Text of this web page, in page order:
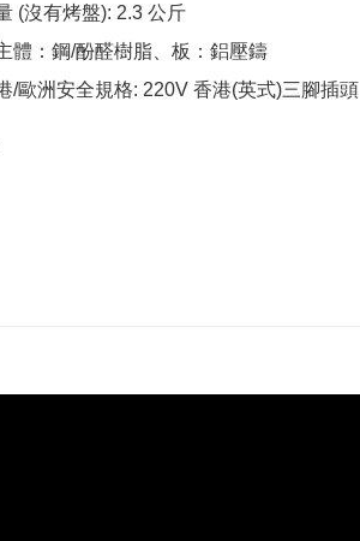
(沒有烤盤): 2.3 公斤
體：鋼/酚醛樹脂、板：鋁壓鑄
/歐洲安全規格: 220V 香港(英式)三腳插頭